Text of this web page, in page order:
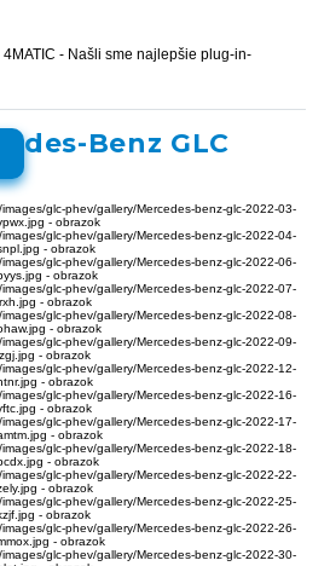
- Našli sme najlepšie plug-in-
Benz GLC